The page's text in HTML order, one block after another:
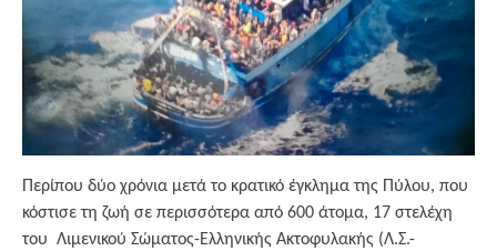
Περίπου δύο χρόνια μετά το κρατικό έγκλημα της Πύλου, που
κόστισε τη ζωή σε περισσότερα από 600 άτομα, 17 στελέχη
του Λιμενικού Σώματος-Ελληνικής Ακτοφυλακής (Λ.Σ.-